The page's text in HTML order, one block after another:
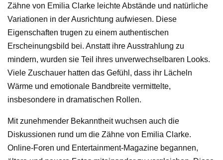
Zähne von Emilia Clarke leichte Abstände und natürliche
Variationen in der Ausrichtung aufwiesen. Diese
Eigenschaften trugen zu einem authentischen
Erscheinungsbild bei. Anstatt ihre Ausstrahlung zu
mindern, wurden sie Teil ihres unverwechselbaren Looks.
Viele Zuschauer hatten das Gefühl, dass ihr Lächeln
Wärme und emotionale Bandbreite vermittelte,
insbesondere in dramatischen Rollen.
Mit zunehmender Bekanntheit wuchsen auch die
Diskussionen rund um die Zähne von Emilia Clarke.
Online-Foren und Entertainment-Magazine begannen,